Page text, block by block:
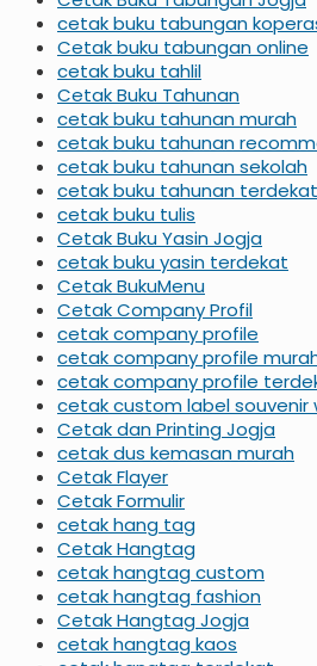
cetak buku tabungan
Cetak buku tabungan online
cetak buku tahlil
Cetak Buku Tahunan
cetak buku tahunan murah
cetak buku tahunan
cetak buku tahunan sekolah
cetak buku tahunan terdekat
cetak buku tulis
Cetak Buku Yasin Jogja
cetak buku yasin terdekat
Cetak BukuMenu
Cetak Company Profil
cetak company profile
cetak company profile
cetak company profile
cetak custom label souvenir
Cetak dan Printing Jogja
cetak dus kemasan murah
Cetak Flayer
Cetak Formulir
cetak hang tag
Cetak Hangtag
cetak hangtag custom
cetak hangtag fashion
Cetak Hangtag Jogja
cetak hangtag kaos